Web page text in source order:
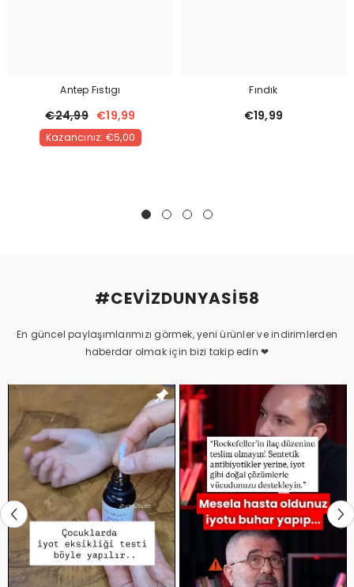
Antep Fıstıgı
€24,99 €19,99
Kazancınız: €5,00
Fındık
€19,99
#CEVIZDUNYASI58
En güncel paylaşımlarımızı görmek, yeni ürünler ve indirimlerden
haberdar olmak için bizi takip edin ❤